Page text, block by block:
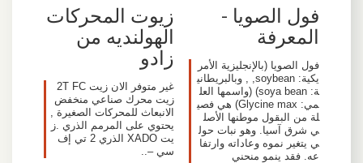
فول الصويا -
المعرفة
فول الصويا (بالإنجليزية الأمر
يكية: soybean, , وبالبريطاني
ة: soya bean) (واسمها العل
مي: Glycine max) هي فصي
لة من البقول موطنها الأصل
ي شرق آسيا. وهو نبات حول
ي يتغير نموه وعاداته وارتفا
عه. فقد ينمو منحني
زيوت المحركات
الهولنديه من
زادو
غير متوفر الان زيت 2T FC
زيت محرك صناعي منخفض
الانبعاث للمحركات الصغيرة ,
يحتوي على المرمم الذري .ز
يت XADO الذري 2 تي إف
سي –..